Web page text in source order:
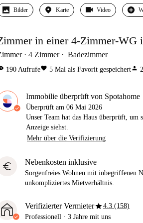
Bilder Karte Video
in einer 4-Zimmer-WG
4 Zimmer Badezimmer
190 Aufrufefavorite 5 Mal als Favorit gespeichertperson 2
Immobilie überprüft von Spotahome
Überprüft am 06 Mai 2026
Unser Team hat das Haus überprüft, um
Anzeige siehst.
Mehr über die Verifizierung
euro Nebenkosten inklusive
Sorgenfreies Wohnen mit inbegriffenen
unkompliziertes Mietverhältnis.
Verifizierter Vermieterstar4.3 (158)
Professionell · 3 Jahre mit uns